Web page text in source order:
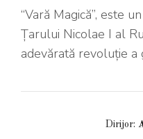
“Vară Magică”, este
Țarului Nicolae I al
adevărată revoluție a
Dirijor: